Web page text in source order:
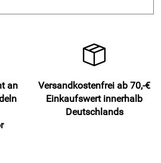
an
Versandkostenfrei ab 70,-€
Einkaufswert innerhalb
Deutschlands